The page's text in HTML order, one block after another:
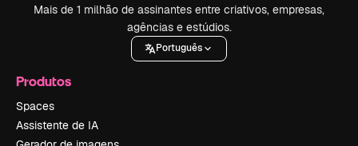
Mais de 1 milhão de assinantes entre criativos, empresas,
agências e estúdios.
Português
Produtos
Spaces
Assistente de IA